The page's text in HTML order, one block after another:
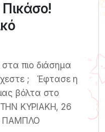
πιο διάσημα
; Έφτασε η
βόλτα στο
ΚΥΡΙΑΚΗ, 26
ΠΑΜΠΛΟ